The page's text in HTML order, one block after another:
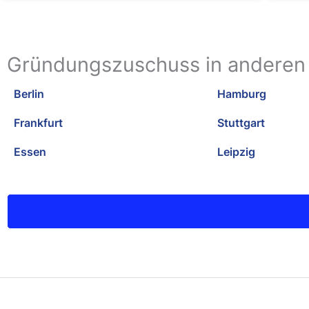
Gründungszuschuss in
Berlin Hamburg
Frankfurt Stuttgart
Essen Leipzig